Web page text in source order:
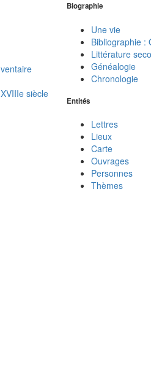
siècle
Biographie
Une vie
Bibliographie :
Littérature
Généalogie
Chronologie
Entités
Lettres
Lieux
Carte
Ouvrages
Personnes
Thèmes